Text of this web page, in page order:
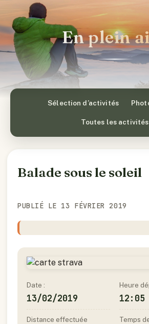
En plein
Sélection d’activités
Toutes les activités
Balade sous le soleil
PUBLIÉ LE 13 FÉVRIER 2019
Date :
13/02/2019
Heure
12:05
Distance effectuée Temps